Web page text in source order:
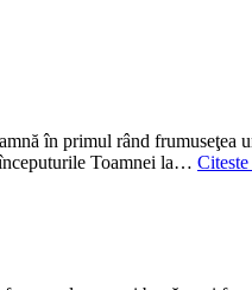
în primul rând frumuseţea
Toamnei la…